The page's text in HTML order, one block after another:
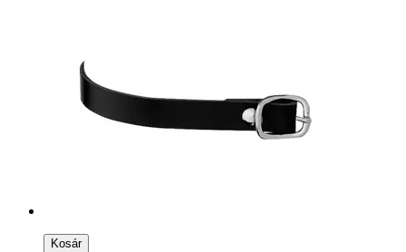
Kosár